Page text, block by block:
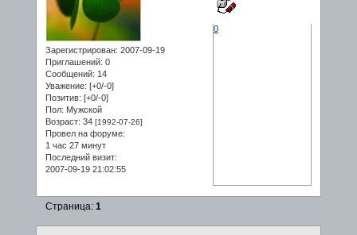
Зарегистрирован: 2007-09-19
Приглашений: 0
Сообщений: 14
Уважение: [+0/-0]
Позитив: [+0/-0]
Пол: Мужской
Возраст: 34 [1992-07-26]
Провел на форуме:
1 час 27 минут
Последний визит:
2007-09-19 21:02:55
0
Страница: 1